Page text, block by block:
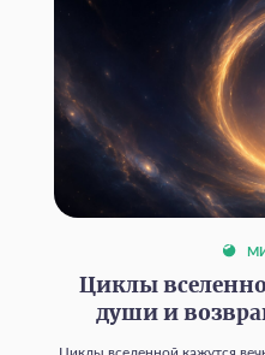
Циклы
души и